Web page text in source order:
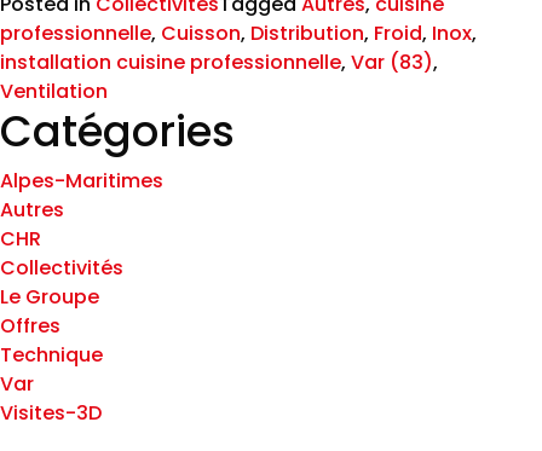
professionnelle, Cuisson, Distribution, Froid, Inox,
installation cuisine professionnelle, Var (83),
Ventilation
Catégories
Alpes-Maritimes
Autres
CHR
Collectivités
Le Groupe
Offres
Technique
Var
Visites-3D